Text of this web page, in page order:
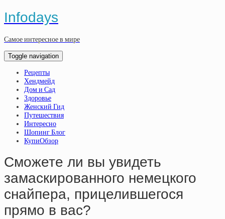
Infodays
Самое интересное в мире
Toggle navigation
Рецепты
Хендмейд
Дом и Сад
Здоровье
Женский Гид
Путешествия
Интересно
Шопинг Блог
КупиОбзор
Сможете ли вы увидеть
замаскированного немецкого
снайпера, прицелившегося
прямо в вас?